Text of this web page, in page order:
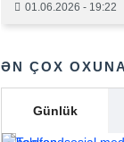
Həsənovun
rayonlar –
Türkiyə,
Ərəbistanı
01.06.2026 - 19:22
ƏN ÇOX
Günlük